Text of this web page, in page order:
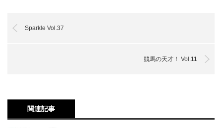
Sparkle Vol.37
競馬の天才！ Vol.11
関連記事